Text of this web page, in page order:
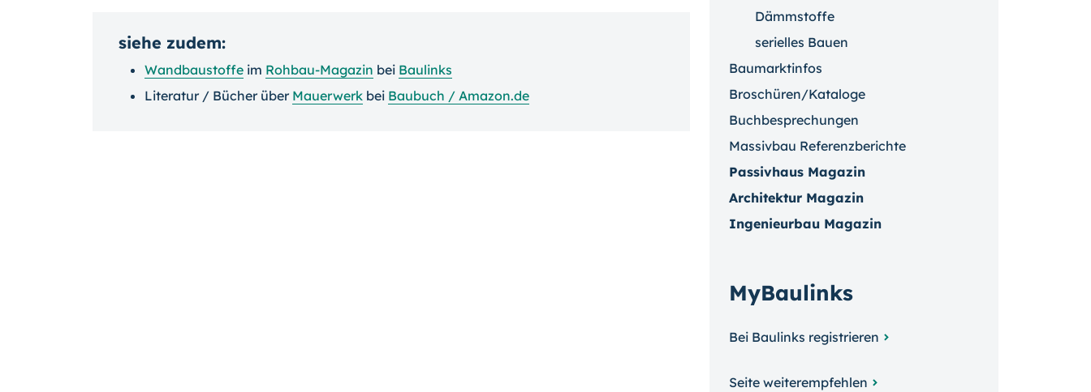
siehe zudem:
Wandbaustoffe im Rohbau-Magazin bei Baulinks
Literatur / Bücher über Mauerwerk bei Baubuch / Amazon.de
Dämmstoffe
serielles Bauen
Baumarktinfos
Broschüren/Kataloge
Buchbesprechungen
Massivbau Referenzberichte
Passivhaus Magazin
Architektur Magazin
Ingenieurbau Magazin
MyBaulinks
Bei Baulinks registrieren
Seite weiterempfehlen